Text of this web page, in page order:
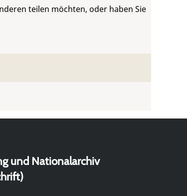
teilen möchten, oder haben Sie
und Nationalarchiv